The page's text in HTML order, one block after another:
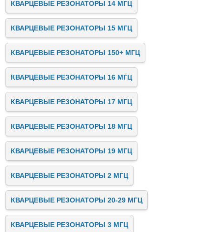
КВАРЦЕВЫЕ РЕЗОНАТОРЫ 14 МГЦ
КВАРЦЕВЫЕ РЕЗОНАТОРЫ 15 МГЦ
КВАРЦЕВЫЕ РЕЗОНАТОРЫ 150+ МГЦ
КВАРЦЕВЫЕ РЕЗОНАТОРЫ 16 МГЦ
КВАРЦЕВЫЕ РЕЗОНАТОРЫ 17 МГЦ
КВАРЦЕВЫЕ РЕЗОНАТОРЫ 18 МГЦ
КВАРЦЕВЫЕ РЕЗОНАТОРЫ 19 МГЦ
КВАРЦЕВЫЕ РЕЗОНАТОРЫ 2 МГЦ
КВАРЦЕВЫЕ РЕЗОНАТОРЫ 20-29 МГЦ
КВАРЦЕВЫЕ РЕЗОНАТОРЫ 3 МГЦ